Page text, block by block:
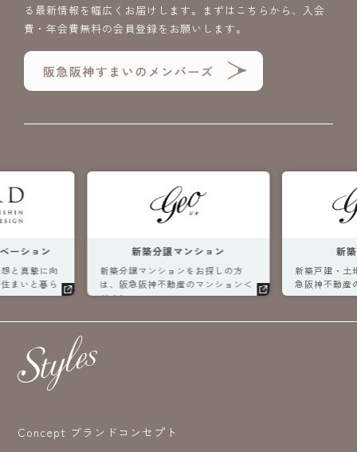
る最新情報を幅広くお届けします。まずはこちらから、入会
費・年会費無料の会員登録をお願いします。
ョン
お探しの方
ンション＜
新築戸建・土地
新築戸建・土地をお探しの方は、阪
急阪神不動産の＜ジオガーデン＞
へ。
住まい
住まいに関
サポート。
と暮らしを
Concept ブランドコンセプト